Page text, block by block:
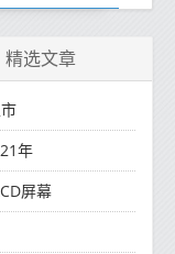
精选文章
年
屏幕